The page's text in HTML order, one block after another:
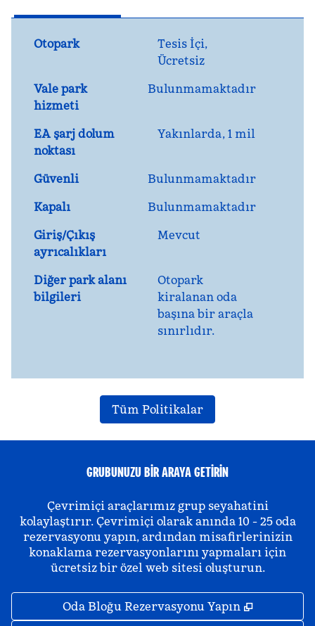
Otopark Tesis İçi,
Ücretsiz
Vale park
hizmeti
Bulunmamaktadır
EA şarj dolum
noktası
Yakınlarda, 1 mil
Güvenli
Bulunmamaktadır
Kapalı
Bulunmamaktadır
Giriş/Çıkış
ayrıcalıkları
Mevcut
Diğer park alanı
bilgileri
Otopark
kiralanan oda
başına bir araçla
sınırlıdır.
Tüm Politikalar
GRUBUNUZU BIR ARAYA GETIRIN
Çevrimiçi araçlarımız grup seyahatini
kolaylaştırır. Çevrimiçi olarak anında 10 - 25 oda
rezervasyonu yapın, ardından misafirlerinizin
konaklama rezervasyonlarını yapmaları için
ücretsiz bir özel web sitesi oluşturun.
Oda Bloğu Rezervasyonu Yapın ,